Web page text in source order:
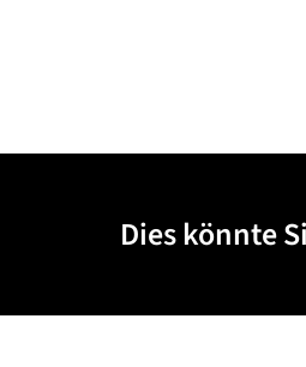
Dies könnte